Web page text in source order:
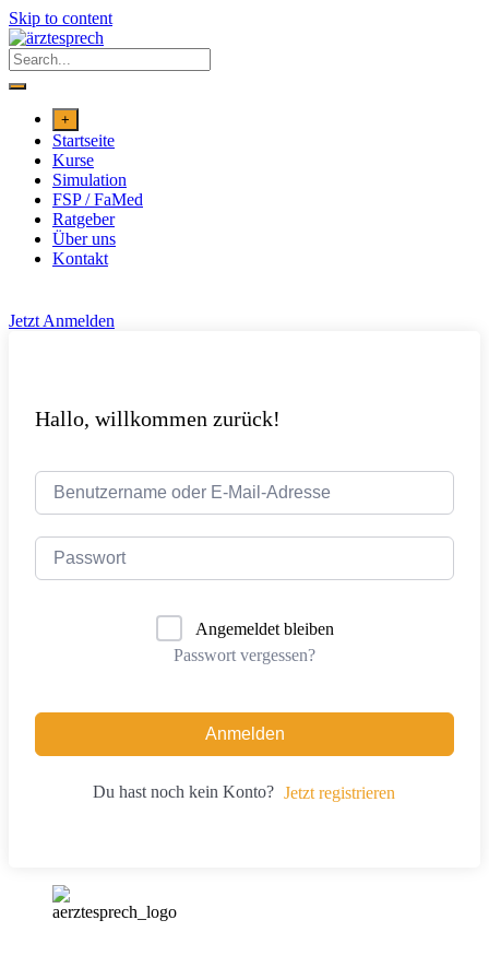
Skip to content
+
Startseite
Kurse
Simulation
FSP / FaMed
Ratgeber
Über uns
Kontakt
Jetzt Anmelden
Hallo, willkommen zurück!
Angemeldet bleiben
Passwort vergessen?
Anmelden
Du hast noch kein Konto? Jetzt registrieren